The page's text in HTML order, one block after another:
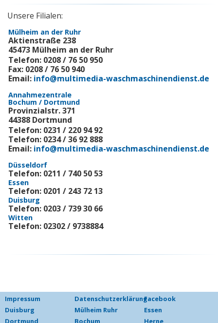
Unsere Filialen:
Mülheim an der Ruhr
Aktienstraße 238
45473 Mülheim an der Ruhr
Telefon: 0208 / 76 50 950
Fax: 0208 / 76 50 940
Email: info@multimedia-waschmaschinendienst.de
Annahmezentrale
Bochum / Dortmund
Provinzialstr. 371
44388 Dortmund
Telefon: 0231 / 220 94 92
Telefon: 0234 / 36 92 888
Email: info@multimedia-waschmaschinendienst.de
Düsseldorf
Telefon: 0211 / 740 50 53
Essen
Telefon: 0201 / 243 72 13
Duisburg
Telefon: 0203 / 739 30 66
Witten
Telefon: 02302 / 9738884
Impressum DatenschutzerklärungFacebook
Duisburg
Mülheim Ruhr
Essen
Dortmund
Bochum Herne